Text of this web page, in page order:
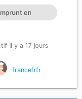
en
Il y a 17 jours
francefrfr